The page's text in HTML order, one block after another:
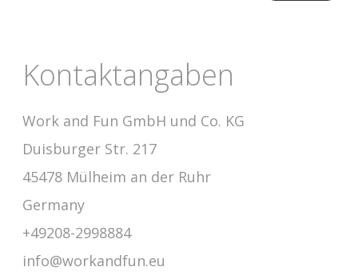
Kontaktangaben
Work and Fun GmbH und Co. KG
Duisburger Str. 217
45478 Mülheim an der Ruhr
Germany
+49208-2998884
info@workandfun.eu